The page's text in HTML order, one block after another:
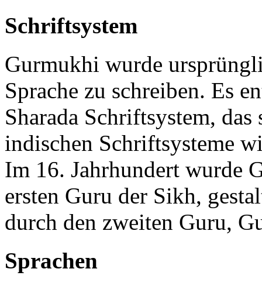
Schriftsystem
Gurmukhi wurde
Sprache zu schreiben. Es
Sharada Schriftsystem,
indischen Schriftsysteme
Im 16. Jahrhundert wurde
ersten Guru der Sikh,
durch den zweiten Guru,
Sprachen